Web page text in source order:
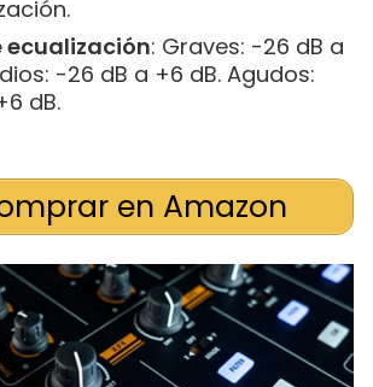
ecualización: Graves: -26 dB a
-26 dB a +6 dB. Agudos:
dB.
en Amazon